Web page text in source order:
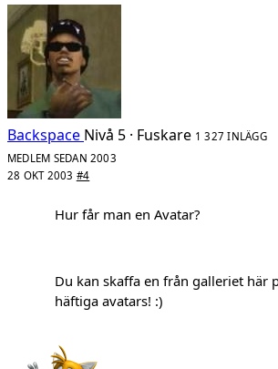
Backspace Nivå 5 · Fuskare 1 327 INLÄGG
MEDLEM SEDAN 2003
28 OKT 2003 #4
Hur får man en Avatar?
Du kan skaffa en från galleriet här
häftiga avatars! :)